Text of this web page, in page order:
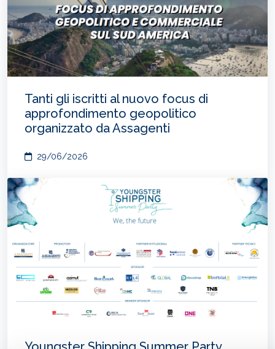
Tanti gli iscritti al nuovo focus di
approfondimento geopolitico
organizzato da Assagenti
29/06/2026